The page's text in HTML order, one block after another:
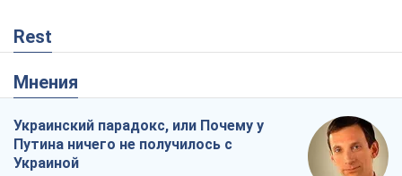
Rest
Мнения
Украинский парадокс, или Почему у
Путина ничего не получилось с
Украиной